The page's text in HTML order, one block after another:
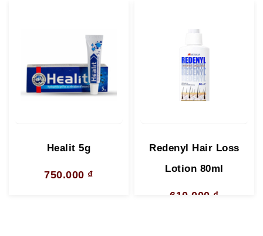
Healit 5g
750.000 ₫
Redenyl Hair Loss
Lotion 80ml
610.000 ₫